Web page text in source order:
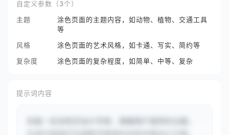
自定义参数（3个）
主题
涂色页面的主题内容，如动物、植物、交通工具
等
风格
涂色页面的艺术风格，如卡通、写实、简约等
复杂度
涂色页面的复杂程度，如简单、中等、复杂
提示词内容